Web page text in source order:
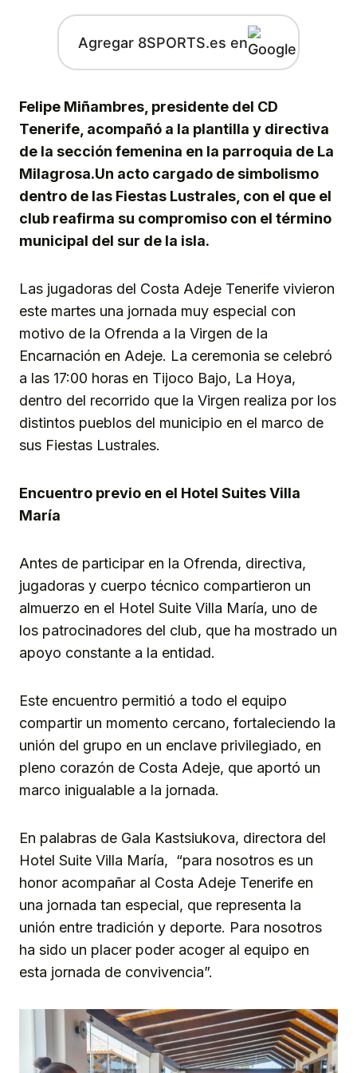
Agregar 8SPORTS.es en
Felipe Miñambres, presidente del CD
Tenerife, acompañó a la plantilla y directiva
de la sección femenina en la parroquia de La
Milagrosa.Un acto cargado de simbolismo
dentro de las Fiestas Lustrales, con el que el
club reafirma su compromiso con el término
municipal del sur de la isla.
Las jugadoras del Costa Adeje Tenerife vivieron
este martes una jornada muy especial con
motivo de la Ofrenda a la Virgen de la
Encarnación en Adeje. La ceremonia se celebró
a las 17:00 horas en Tijoco Bajo, La Hoya,
dentro del recorrido que la Virgen realiza por los
distintos pueblos del municipio en el marco de
sus Fiestas Lustrales.
Encuentro previo en el Hotel Suites Villa
María
Antes de participar en la Ofrenda, directiva,
jugadoras y cuerpo técnico compartieron un
almuerzo en el Hotel Suite Villa María, uno de
los patrocinadores del club, que ha mostrado un
apoyo constante a la entidad.
Este encuentro permitió a todo el equipo
compartir un momento cercano, fortaleciendo la
unión del grupo en un enclave privilegiado, en
pleno corazón de Costa Adeje, que aportó un
marco inigualable a la jornada.
En palabras de Gala Kastsiukova, directora del
Hotel Suite Villa María, “para nosotros es un
honor acompañar al Costa Adeje Tenerife en
una jornada tan especial, que representa la
unión entre tradición y deporte. Para nosotros
ha sido un placer poder acoger al equipo en
esta jornada de convivencia”.